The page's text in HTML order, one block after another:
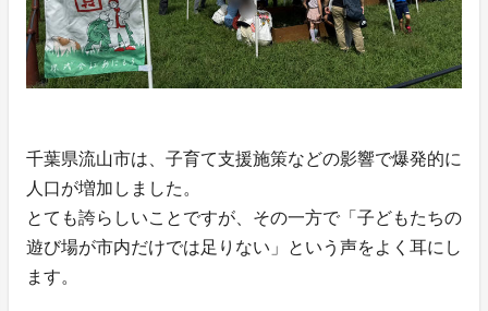
千葉県流山市は、子育て支援施策などの影響で爆発的に
人口が増加しました。
とても誇らしいことですが、その一方で「子どもたちの
遊び場が市内だけでは足りない」という声をよく耳にし
ます。